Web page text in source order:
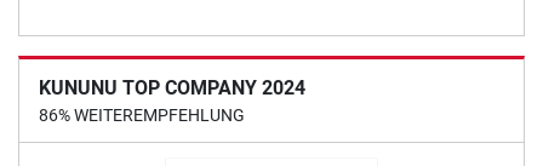
KUNUNU TOP COMPANY 2024
86% WEITEREMPFEHLUNG